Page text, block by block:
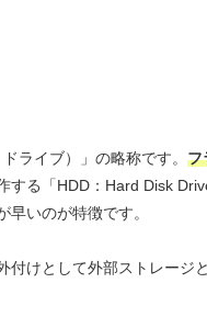
ライブ）」の略称です。 フ
る「HDD：Hard Disk
早いのが特徴です。
けとして外部ストレージ